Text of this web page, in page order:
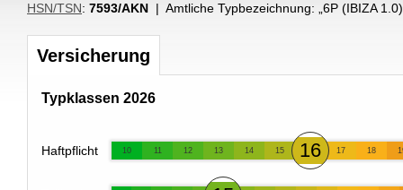
HSN/TSN: 7593/AKN | Amtliche Typbezeichnung: „ 6P (IBIZA 1.0)
Versicherung
Typklassen 2026
Haftpflicht 10 11 12 13 14 15 16 17 18